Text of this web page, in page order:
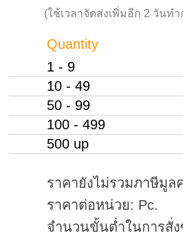
(ใช้เวลาจัดส่งเพิ่มอีก 2 วันทำ
Quantity
1 - 9
10 - 49
50 - 99
100 - 499
500 up
ราคายังไม่รวมภาษีมูล
ราคาต่อหน่วย: Pc.
จำนวนขั้นต่ำในการสั่